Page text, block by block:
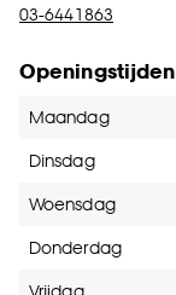
03-6441863
Openingstijden
Openingstijden
Maandag
Dinsdag
Woensdag
Donderdag
Vrijdag